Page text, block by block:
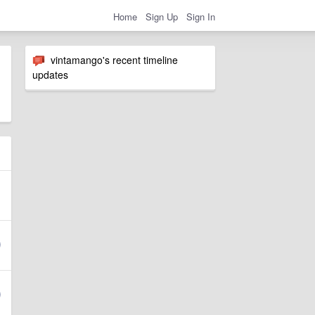
Home Sign Up Sign In
vintamango's recent timeline
updates